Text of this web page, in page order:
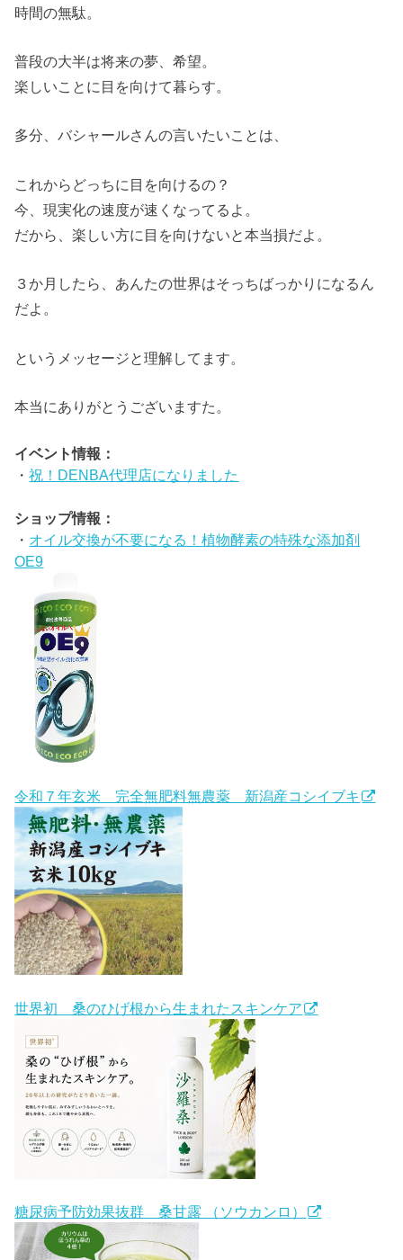
時間の無駄。
普段の大半は将来の夢、希望。
楽しいことに目を向けて暮らす。
多分、バシャールさんの言いたいことは、
これからどっちに目を向けるの？
今、現実化の速度が速くなってるよ。
だから、楽しい方に目を向けないと本当損だよ。
３か月したら、あんたの世界はそっちばっかりになるん
だよ。
というメッセージと理解してます。
本当にありがとうございますた。
イベント情報：
・祝！DENBA代理店になりました
ショップ情報：
・ オイル交換が不要になる！植物酵素の特殊な添加剤
OE9
令和７年玄米 完全無肥料無農薬 新潟産コシイブキ
世界初 桑のひげ根から生まれたスキンケア
糖尿病予防効果抜群 桑甘露 （ソウカンロ）